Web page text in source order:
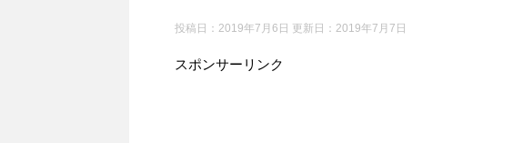
投稿日：2019年7月6日 更新日： 2019年7月7日
スポンサーリンク